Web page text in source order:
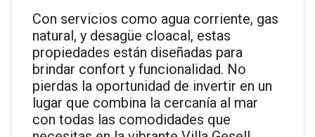
Con servicios como agua corriente, gas
natural, y desagüe cloacal, estas
propiedades están diseñadas para
brindar confort y funcionalidad. No
pierdas la oportunidad de invertir en un
lugar que combina la cercanía al mar
con todas las comodidades que